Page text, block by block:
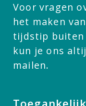
Voor vragen
het maken
tijdstip buiten
kun je ons
mailen.